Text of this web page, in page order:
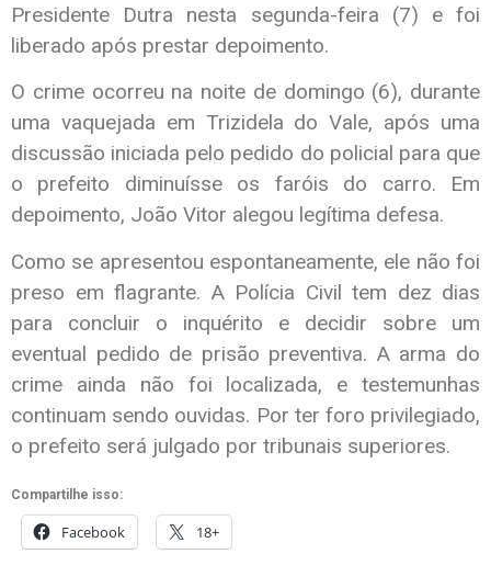
Presidente Dutra nesta segunda-feira (7) e foi
liberado após prestar depoimento.
O crime ocorreu na noite de domingo (6), durante
uma vaquejada em Trizidela do Vale, após uma
discussão iniciada pelo pedido do policial para que
o prefeito diminuísse os faróis do carro. Em
depoimento, João Vitor alegou legítima defesa.
Como se apresentou espontaneamente, ele não foi
preso em flagrante. A Polícia Civil tem dez dias
para concluir o inquérito e decidir sobre um
eventual pedido de prisão preventiva. A arma do
crime ainda não foi localizada, e testemunhas
continuam sendo ouvidas. Por ter foro privilegiado,
o prefeito será julgado por tribunais superiores.
Compartilhe isso:
Facebook 18+